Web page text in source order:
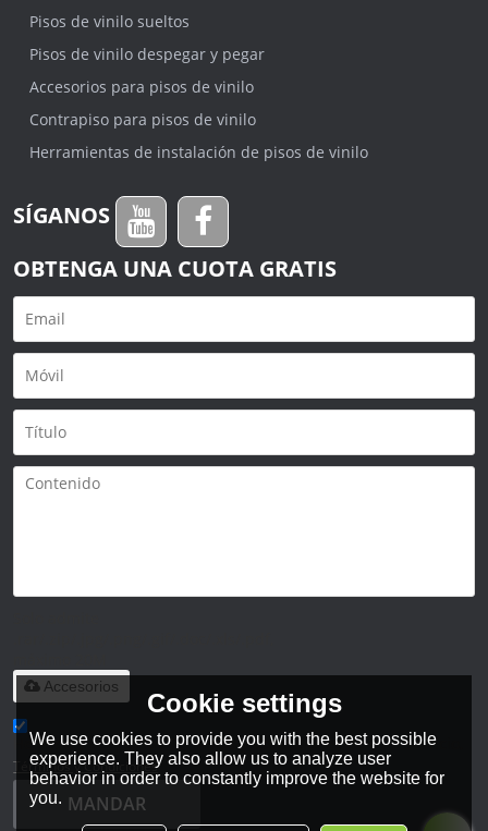
Pisos de vinilo sueltos
Pisos de vinilo despegar y pegar
Accesorios para pisos de vinilo
Contrapiso para pisos de vinilo
Herramientas de instalación de pisos de vinilo
SÍGANOS
OBTENGA UNA CUOTA GRATIS
Accesorios
He leido y acepto los Términos y Condiciones de este servicio,
Términos y Condiciones
MANDAR
Cookie settings
We use cookies to provide you with the best possible
experience. They also allow us to analyze user
behavior in order to constantly improve the website for
you.